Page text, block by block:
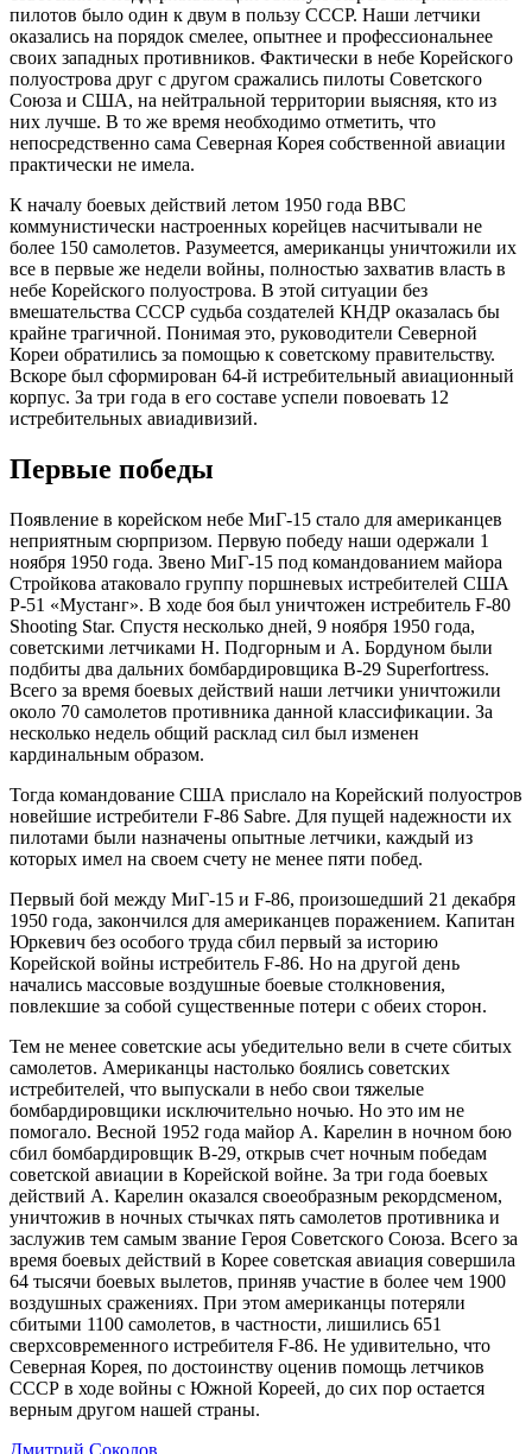
пилотов было один к двум в пользу СССР. Наши летчики
оказались на порядок смелее, опытнее и профессиональнее
своих западных противников. Фактически в небе Корейского
полуострова друг с другом сражались пилоты Советского
Союза и США, на нейтральной территории выясняя, кто из
них лучше. В то же время необходимо отметить, что
непосредственно сама Северная Корея собственной авиации
практически не имела.
К началу боевых действий летом 1950 года ВВС
коммунистически настроенных корейцев насчитывали не
более 150 самолетов. Разумеется, американцы уничтожили их
все в первые же недели войны, полностью захватив власть в
небе Корейского полуострова. В этой ситуации без
вмешательства СССР судьба создателей КНДР оказалась бы
крайне трагичной. Понимая это, руководители Северной
Кореи обратились за помощью к советскому правительству.
Вскоре был сформирован 64-й истребительный авиационный
корпус. За три года в его составе успели повоевать 12
истребительных авиадивизий.
Первые победы
Появление в корейском небе МиГ-15 стало для американцев
неприятным сюрпризом. Первую победу наши одержали 1
ноября 1950 года. Звено МиГ-15 под командованием майора
Стройкова атаковало группу поршневых истребителей США
Р-51 «Мустанг». В ходе боя был уничтожен истребитель F-80
Shooting Star. Спустя несколько дней, 9 ноября 1950 года,
советскими летчиками Н. Подгорным и А. Бордуном были
подбиты два дальних бомбардировщика B-29 Superfortress.
Всего за время боевых действий наши летчики уничтожили
около 70 самолетов противника данной классификации. За
несколько недель общий расклад сил был изменен
кардинальным образом.
Тогда командование США прислало на Корейский полуостров
новейшие истребители F-86 Sabre. Для пущей надежности их
пилотами были назначены опытные летчики, каждый из
которых имел на своем счету не менее пяти побед.
Первый бой между МиГ-15 и F-86, произошедший 21 декабря
1950 года, закончился для американцев поражением. Капитан
Юркевич без особого труда сбил первый за историю
Корейской войны истребитель F-86. Но на другой день
начались массовые воздушные боевые столкновения,
повлекшие за собой существенные потери с обеих сторон.
Тем не менее советские асы убедительно вели в счете сбитых
самолетов. Американцы настолько боялись советских
истребителей, что выпускали в небо свои тяжелые
бомбардировщики исключительно ночью. Но это им не
помогало. Весной 1952 года майор А. Карелин в ночном бою
сбил бомбардировщик В-29, открыв счет ночным победам
советской авиации в Корейской войне. За три года боевых
действий А. Карелин оказался своеобразным рекордсменом,
уничтожив в ночных стычках пять самолетов противника и
заслужив тем самым звание Героя Советского Союза. Всего за
время боевых действий в Корее советская авиация совершила
64 тысячи боевых вылетов, приняв участие в более чем 1900
воздушных сражениях. При этом американцы потеряли
сбитыми 1100 самолетов, в частности, лишились 651
сверхсовременного истребителя F-86. Не удивительно, что
Северная Корея, по достоинству оценив помощь летчиков
СССР в ходе войны с Южной Кореей, до сих пор остается
верным другом нашей страны.
Дмитрий Соколов